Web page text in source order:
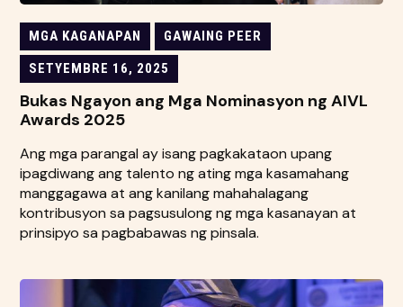
MGA KAGANAPAN
GAWAING PEER
SETYEMBRE 16, 2025
Bukas Ngayon ang Mga Nominasyon ng AIVL
Awards 2025
Ang mga parangal ay isang pagkakataon upang
ipagdiwang ang talento ng ating mga kasamahang
manggagawa at ang kanilang mahahalagang
kontribusyon sa pagsusulong ng mga kasanayan at
prinsipyo sa pagbabawas ng pinsala.